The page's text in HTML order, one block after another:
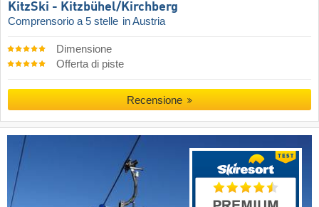
KitzSki - Kitzbühel/​Kirchberg
Comprensorio a 5 stelle in Austria
Dimensione
Offerta di piste
Recensione